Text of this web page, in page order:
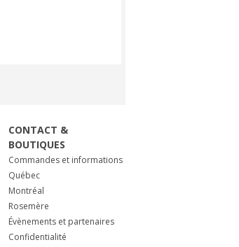
CONTACT &
BOUTIQUES
Commandes et informations
Québec
Montréal
Rosemère
Évènements et partenaires
Confidentialité